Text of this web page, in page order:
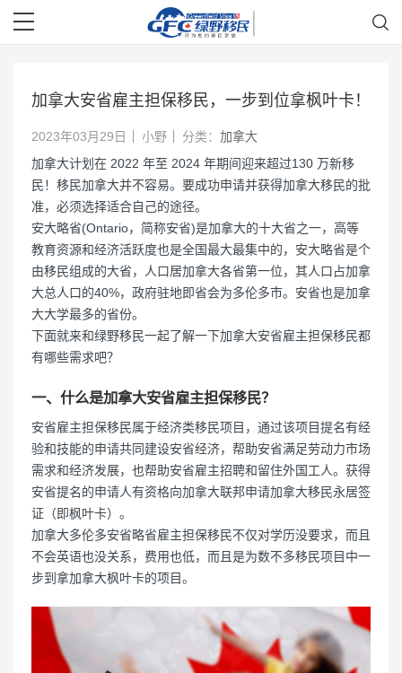
加拿大安省雇主担保移民，一步到位拿枫叶卡！
2023年03月29日 小野 分类： 加拿大
加拿大计划在 2022 年至 2024 年期间迎来超过130 万新移
民！移民加拿大并不容易。要成功申请并获得加拿大移民的批
准，必须选择适合自己的途径。
安大略省(Ontario，简称安省)是加拿大的十大省之一，高等
教育资源和经济活跃度也是全国最大最集中的，安大略省是个
由移民组成的大省，人口居加拿大各省第一位，其人口占加拿
大总人口的40%，政府驻地即省会为多伦多市。安省也是加拿
大大学最多的省份。
下面就来和绿野移民一起了解一下加拿大安省雇主担保移民都
有哪些需求吧？
一、什么是加拿大安省雇主担保移民？
安省雇主担保移民属于经济类移民项目，通过该项目提名有经
验和技能的申请共同建设安省经济，帮助安省满足劳动力市场
需求和经济发展，也帮助安省雇主招聘和留住外国工人。获得
安省提名的申请人有资格向加拿大联邦申请加拿大移民永居签
证（即枫叶卡）。
加拿大多伦多安省略省雇主担保移民不仅对学历没要求，而且
不会英语也没关系，费用也低，而且是为数不多移民项目中一
步到拿加拿大枫叶卡的项目。